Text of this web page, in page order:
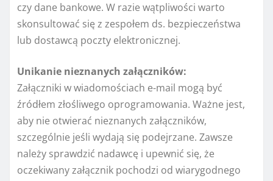
czy dane bankowe. W razie wątpliwości warto
skonsultować się z zespołem ds. bezpieczeństwa
lub dostawcą poczty elektronicznej.
Unikanie nieznanych załączników:
Załączniki w wiadomościach e-mail mogą być
źródłem złośliwego oprogramowania. Ważne jest,
aby nie otwierać nieznanych załączników,
szczególnie jeśli wydają się podejrzane. Zawsze
należy sprawdzić nadawcę i upewnić się, że
oczekiwany załącznik pochodzi od wiarygodnego